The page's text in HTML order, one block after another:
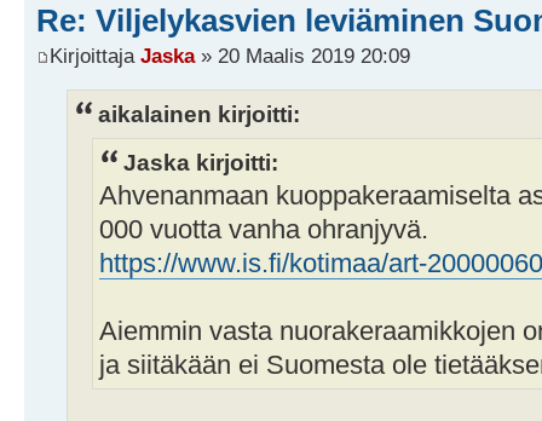
Re: Viljelykasvien leviäminen
Kirjoittaja Jaska» 20 Maalis 2019 20:09
aikalainen kirjoitti:
Jaska kirjoitti:
Ahvenanmaan kuoppakeraamiselta
000 vuotta vanha ohranjyvä.
https://www.is.fi/kotimaa/art-
Aiemmin vasta nuorakeraamikkojen
ja siitäkään ei Suomesta ole